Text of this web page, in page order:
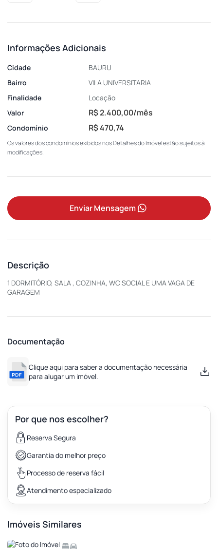
Informações Adicionais
Cidade
BAURU
Bairro
VILA UNIVERSITARIA
Finalidade
Locação
Valor
R$ 2.400,00/mês
Condomínio R$ 470,74
Os valores dos condomínios exibidos nos Detalhes do Imóvel estão sujeitos à
modificações.
Enviar Mensagem
Descrição
1 DORMITÓRIO, SALA , COZINHA, WC SOCIAL E UMA VAGA DE
GARAGEM
Documentação
Clique aqui para saber a documentação necessária
para alugar um imóvel.
Por que nos escolher?
Reserva Segura
Garantia do melhor preço
Processo de reserva fácil
Atendimento especializado
Imóveis Similares